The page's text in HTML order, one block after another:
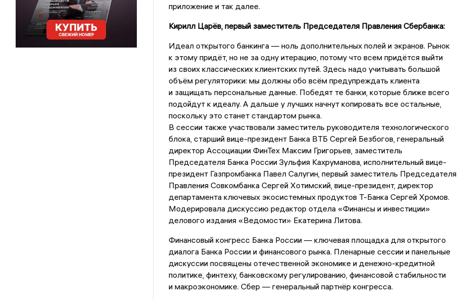
приложение и так далее.
Кирилл Царёв, первый заместитель Председателя Правления Сбербанка:
Идеал открытого банкинга — ноль дополнительных полей и экранов. Рынок
к этому придёт, но не за одну итерацию, потому что всем придётся выйти
из своих классических клиентских путей. Здесь надо учитывать большой
объём регуляторики: мы должны обо всём предупреждать клиента
и защищать персональные данные. Победят те банки, которые ближе всего
подойдут к идеалу. А дальше у лучших начнут копировать все остальные,
поскольку это станет стандартом рынка.
В сессии также участвовали заместитель руководителя технологического
блока, старший вице-президент Банка ВТБ Сергей Безбогов, генеральный
директор Ассоциации ФинТех Максим Григорьев, заместитель
Председателя Банка России Зульфия Кахруманова, исполнительный вице-
президент Газпромбанка Павел Салугин, первый заместитель Председателя
Правления Совкомбанка Сергей Хотимский, вице-президент, директор
департамента ключевых экосистемных продуктов Т-Банка Сергей Хромов.
Модерировала дискуссию редактор отдела «Финансы и инвестиции»
делового издания «Ведомости» Екатерина Литова.
Финансовый конгресс Банка России — ключевая площадка для открытого
диалога Банка России и финансового рынка. Пленарные сессии и панельные
дискуссии посвящены отечественной экономике и денежно-кредитной
политике, финтеху, банковскому регулированию, финансовой стабильности
и макроэкономике. Сбер — генеральный партнёр конгресса.